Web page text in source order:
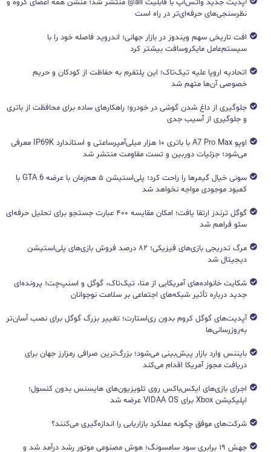
آپدیت جدید واتس‌اپ با قابلیت all@ منتشر شد؛ منشن همه اعضای گروه و
نظرسنجی‌های حرفه‌ای‌تر در راه است
افت تاریخی سهم ویندوز در بازار جهانی؛ اندروید فاصله خود را با
سیستم‌عامل مایکروسافت بیشتر کرد
اتحادیه اروپا علیه تیک‌تاک؛ این پلتفرم به حفاظت از کودکان و حریم
خصوصی آن‌ها متهم شد
جلوگیری از داغ شدن گوشی در خودرو؛ راهکارهای ساده برای محافظت از باتری
و جلوگیری از آسیب جدی
اوپو A7 Pro Max با باتری ۱۰ هزار میلی‌آمپرساعتی و استاندارد IP69K معرفی
می‌شود؛ جزئیات دوربین و تست مقاومت منتشر شد
سونی خیال گیمرها را راحت کرد؛ پلی‌استیشن ۵ هم‌زمان با عرضه GTA 6 با
کمبود موجودی مواجه نخواهد شد
گوگل ترندز ارتقا یافت؛ امکان مقایسه ۴۰۰ عبارت جستجو برای تحلیل حرفه‌ای
سئو فراهم شد
مرگ تدریجی بازی‌های فیزیکی؛ ۸۲ درصد فروش بازی‌های پلی‌استیشن
دیجیتال شد
شکایت خانواده‌های آمریکایی از متا، تیک‌تاک، گوگل و اسنپ‌چت؛ پرونده‌ای
جدید درباره تأثیر شبکه‌های اجتماعی بر سلامت نوجوانان
آپدیت‌های گوگل کروم بدون ری‌استارت؛ تغییر بزرگ گوگل برای نصب آسان‌تر
به‌روزرسانی‌ها
بایننس وارد بازار پیش‌بینی می‌شود؛ بزرگ‌ترین صرافی رمزارز جهان برای
دریافت مجوز آمریکا اقدام می‌کند
اجرای بازی‌های ایکس‌باکس روی تلویزیون‌های هایسنس بدون کنسول؛
اپلیکیشن Xbox برای VIDAA OS عرضه شد
شرکت‌های موفق چگونه عملکرد بازاریابی را اندازه‌گیری می‌کنند؟
جهش ۱۹ برابری سود سامسونگ؛ هوش مصنوعی موتور رشد درآمد شد و